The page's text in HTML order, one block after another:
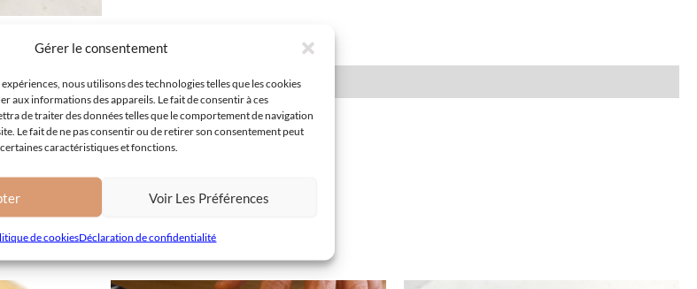
Gérer le consentement
nous utilisons des technologies telles que les cookies
aux informations des appareils. Le fait de consentir à ces
de traiter des données telles que le comportement de navigation
Le fait de ne pas consentir ou de retirer son consentement peut
caractéristiques et fonctions.
Voir Les Préférences
de cookiesDéclaration de confidentialité